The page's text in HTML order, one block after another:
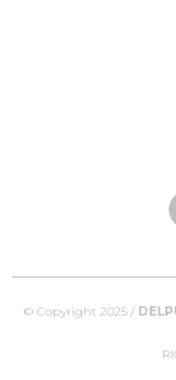
© Copyright 2025 /